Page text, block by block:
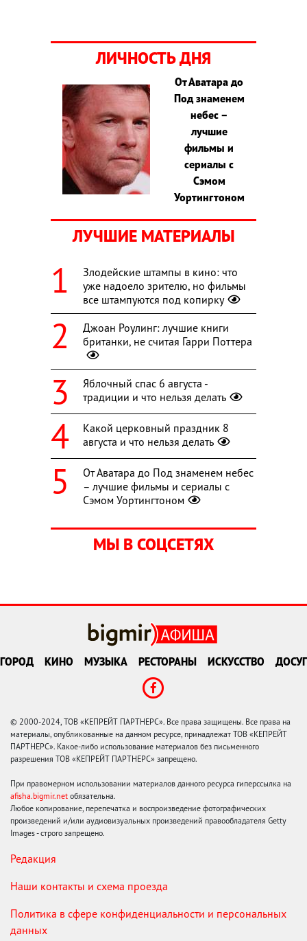
ЛИЧНОСТЬ ДНЯ
От Аватара до
Под знаменем
небес –
лучшие
фильмы и
сериалы с
Сэмом
Уортингтоном
ЛУЧШИЕ МАТЕРИАЛЫ
Злодейские штампы в кино: что
уже надоело зрителю, но фильмы
все штампуются под копирку
Джоан Роулинг: лучшие книги
британки, не считая Гарри Поттера
Яблочный спас 6 августа -
традиции и что нельзя делать
Какой церковный праздник 8
августа и что нельзя делать
От Аватара до Под знаменем небес
– лучшие фильмы и сериалы с
Сэмом Уортингтоном
МЫ В СОЦСЕТЯХ
ГОРОД КИНО МУЗЫКА РЕСТОРАНЫ ИСКУССТВО ДОСУГ
© 2000-2024, ТОВ «КЕПРЕЙТ ПАРТНЕРС». Все права защищены. Все права на
материалы, опубликованные на данном ресурсе, принадлежат ТОВ «КЕПРЕЙТ
ПАРТНЕРС». Какое-либо использование материалов без письменного
разрешения ТОВ «КЕПРЕЙТ ПАРТНЕРС» запрещено.
При правомерном использовании материалов данного ресурса гиперссылка на
afisha.bigmir.net обязательна.
Любое копирование, перепечатка и воспроизведение фотографических
произведений и/или аудиовизуальных произведений правообладателя Getty
Images - строго запрещено.
Редакция
Наши контакты и схема проезда
Политика в сфере конфиденциальности и персональных
данных